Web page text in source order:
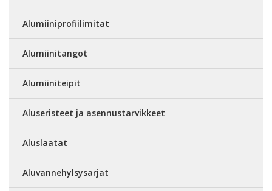
Alumiiniprofiilimitat
Alumiinitangot
Alumiiniteipit
Aluseristeet ja asennustarvikkeet
Aluslaatat
Aluvannehylsysarjat